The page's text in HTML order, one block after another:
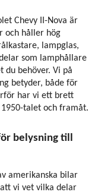
Chevy II-Nova är
och håller hög
lampglas,
som lamphållare
du behöver. Vi på
betyder, både för
har vi ett brett
talet och framåt.
belysning till
amerikanska bilar
vi vet vilka delar